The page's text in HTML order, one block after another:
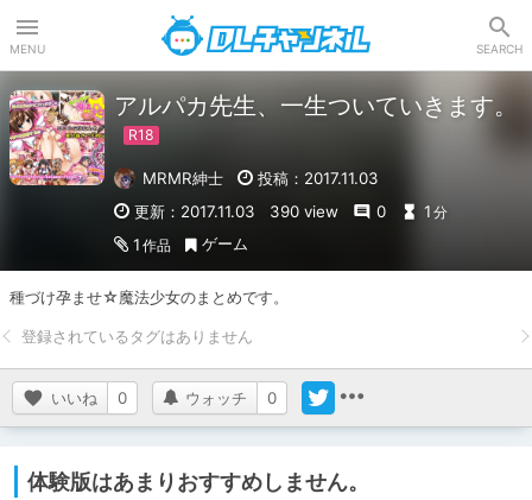
MENU SEARCH
アルパカ先生、一生ついていきます。
MRMR紳士
投稿：2017.11.03
更新：2017.11.03
390 view 0 1 分
1 作品 ゲーム
種づけ孕ませ☆魔法少女のまとめです。
いいね 0 ウォッチ 0
体験版はあまりおすすめしません。